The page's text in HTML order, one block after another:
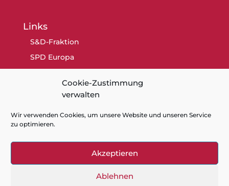
Cookie-Zustimmung
verwalten
Wir verwenden Cookies, um unsere Website und unseren Service
zu optimieren.
Akzeptieren
Ablehnen
Links
S&D-Fraktion
SPD Europa
Datenschutz
Cookie-Richtlinie (EU)